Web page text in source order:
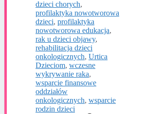
dzieci chorych,
profilaktyka nowotworowa
dzieci, profilaktyka
nowotworowa edukacja,
rak u dzieci objawy,
rehabilitacja dzieci
onkologicznych, Urtica
Dzieciom, wczesne
wykrywanie raka,
wsparcie finansowe
oddziałów
onkologicznych, wsparcie
rodzin dzieci